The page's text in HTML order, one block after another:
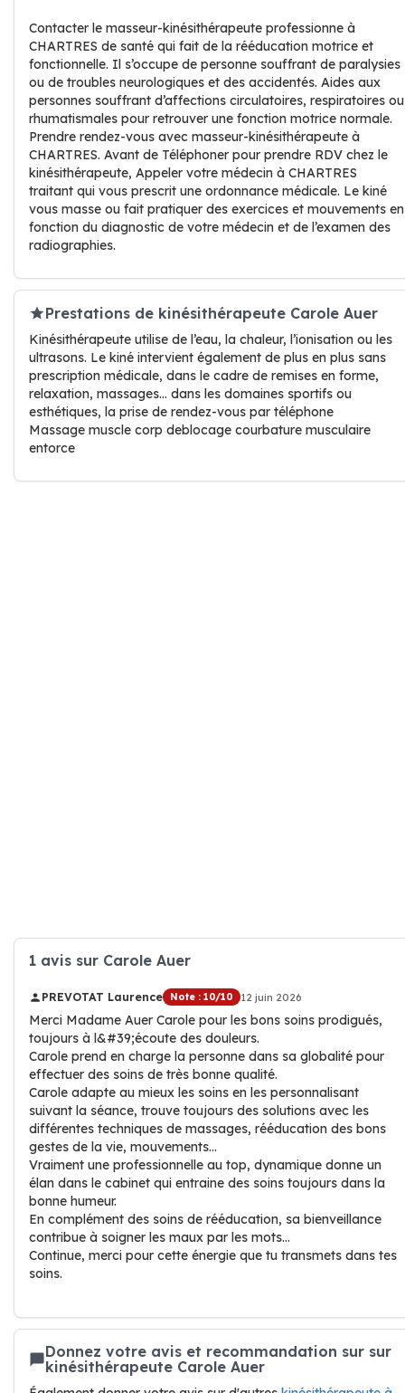
Contacter le masseur-kinésithérapeute professionne à
CHARTRES de santé qui fait de la rééducation motrice et
fonctionnelle. Il s’occupe de personne souffrant de paralysies
ou de troubles neurologiques et des accidentés. Aides aux
personnes souffrant d’affections circulatoires, respiratoires ou
rhumatismales pour retrouver une fonction motrice normale.
Prendre rendez-vous avec masseur-kinésithérapeute à
CHARTRES. Avant de Téléphoner pour prendre RDV chez le
kinésithérapeute, Appeler votre médecin à CHARTRES
traitant qui vous prescrit une ordonnance médicale. Le kiné
vous masse ou fait pratiquer des exercices et mouvements en
fonction du diagnostic de votre médecin et de l’examen des
radiographies.
Prestations de kinésithérapeute Carole Auer
Kinésithérapeute utilise de l’eau, la chaleur, l’ionisation ou les
ultrasons. Le kiné intervient également de plus en plus sans
prescription médicale, dans le cadre de remises en forme,
relaxation, massages… dans les domaines sportifs ou
esthétiques, la prise de rendez-vous par téléphone
Massage muscle corp deblocage courbature musculaire
entorce
1 avis sur Carole Auer
PREVOTAT Laurence Note : 10/10 12 juin 2026
Merci Madame Auer Carole pour les bons soins prodigués,
toujours à l&#39;écoute des douleurs.
Carole prend en charge la personne dans sa globalité pour
effectuer des soins de très bonne qualité.
Carole adapte au mieux les soins en les personnalisant
suivant la séance, trouve toujours des solutions avec les
différentes techniques de massages, rééducation des bons
gestes de la vie, mouvements...
Vraiment une professionnelle au top, dynamique donne un
élan dans le cabinet qui entraine des soins toujours dans la
bonne humeur.
En complément des soins de rééducation, sa bienveillance
contribue à soigner les maux par les mots...
Continue, merci pour cette énergie que tu transmets dans tes
soins.
Donnez votre avis et recommandation sur sur
kinésithérapeute Carole Auer